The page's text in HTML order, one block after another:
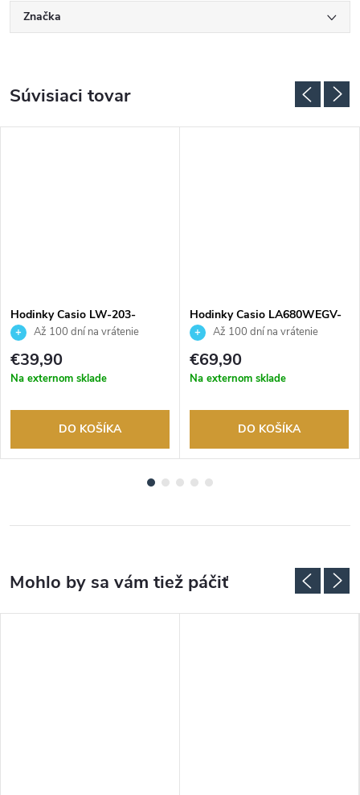
Značka
Súvisiaci tovar
Hodinky Casio LW-203-
1BVEFAž 100 dní na vrátenie
tovaru. Autorizovaný predajca.
€39,90
Na externom sklade
DO KOŠÍKA
Hodinky Casio LA680WEGV-
9AEFAž 100 dní na vrátenie
tovaru. Autorizovaný predajca.
€69,90
Na externom sklade
DO KOŠÍKA